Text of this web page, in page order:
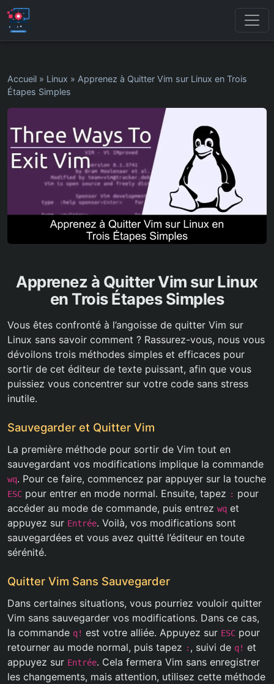
Accueil » Linux » Apprenez à Quitter Vim sur Linux en Trois
Étapes Simples
Apprenez à Quitter Vim sur Linux
en Trois Étapes Simples
Vous êtes confronté à l’angoisse de quitter Vim sur
Linux sans savoir comment ? Rassurez-vous, nous vous
dévoilons trois méthodes simples et efficaces pour
sortir de cet éditeur de texte puissant, afin que vous
puissiez vous concentrer sur votre code sans stress
inutile.
Sauvegarder et Quitter Vim
La première méthode pour sortir de Vim tout en
sauvegardant vos modifications implique la commande
wq. Pour ce faire, commencez par appuyer sur la touche
ESC pour entrer en mode normal. Ensuite, tapez : pour
accéder au mode de commande, puis entrez wq et
appuyez sur Entrée. Voilà, vos modifications sont
sauvegardées et vous avez quitté l’éditeur en toute
sérénité.
Quitter Vim Sans Sauvegarder
Dans certaines situations, vous pourriez vouloir quitter
Vim sans sauvegarder vos modifications. Dans ce cas,
la commande q! est votre alliée. Appuyez sur ESC pour
retourner au mode normal, puis tapez : , suivi de q! et
appuyez sur Entrée. Cela fermera Vim sans enregistrer
les changements, mais attention, utilisez cette méthode